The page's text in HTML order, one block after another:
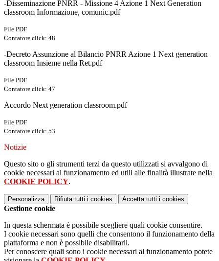
-Disseminazione PNRR - Missione 4 Azione 1 Next Generation
classroom Informazione, comunic.pdf
File PDF
Contatore click: 48
-Decreto Assunzione al Bilancio PNRR Azione 1 Next generation
classroom Insieme nella Ret.pdf
File PDF
Contatore click: 47
Accordo Next generation classroom.pdf
File PDF
Contatore click: 53
Notizie
Questo sito o gli strumenti terzi da questo utilizzati si avvalgono di
cookie necessari al funzionamento ed utili alle finalità illustrate nella
COOKIE POLICY.
Personalizza Rifiuta tutti i cookies Accetta tutti i cookies
Gestione cookie
In questa schermata è possibile scegliere quali cookie consentire.
I cookie necessari sono quelli che consentono il funzionamento della
piattaforma e non è possibile disabilitarli.
Per conoscere quali sono i cookie necessari al funzionamento potete